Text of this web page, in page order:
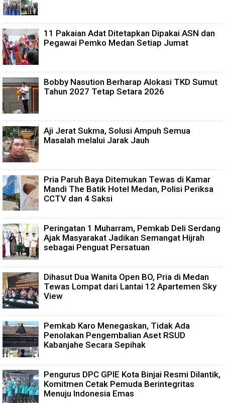
11 Pakaian Adat Ditetapkan Dipakai ASN dan
Pegawai Pemko Medan Setiap Jumat
Bobby Nasution Berharap Alokasi TKD Sumut
Tahun 2027 Tetap Setara 2026
Aji Jerat Sukma, Solusi Ampuh Semua
Masalah melalui Jarak Jauh
Pria Paruh Baya Ditemukan Tewas di Kamar
Mandi The Batik Hotel Medan, Polisi Periksa
CCTV dan 4 Saksi
Peringatan 1 Muharram, Pemkab Deli Serdang
Ajak Masyarakat Jadikan Semangat Hijrah
sebagai Penguat Persatuan
Dihasut Dua Wanita Open BO, Pria di Medan
Tewas Lompat dari Lantai 12 Apartemen Sky
View
Pemkab Karo Menegaskan, Tidak Ada
Penolakan Pengembalian Aset RSUD
Kabanjahe Secara Sepihak
Pengurus DPC GPIE Kota Binjai Resmi Dilantik,
Komitmen Cetak Pemuda Berintegritas
Menuju Indonesia Emas